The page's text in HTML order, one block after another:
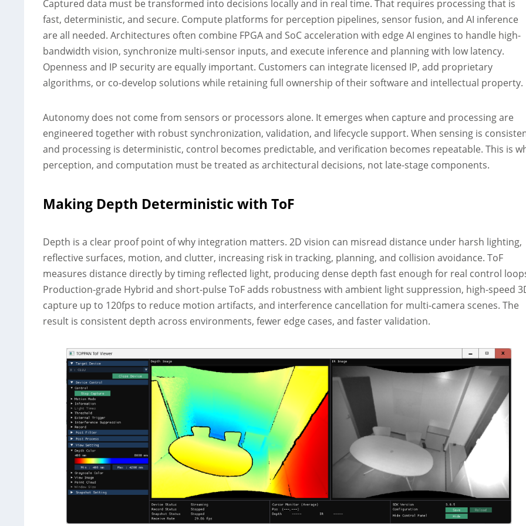
Captured data must be transformed into decisions locally and in real time. That requires processing that is
fast, deterministic, and secure. Compute platforms for perception pipelines, sensor fusion, and AI inference
are all needed. Architectures often combine FPGA and SoC acceleration with edge AI engines to handle high-
bandwidth vision, synchronize multi-sensor inputs, and execute inference and planning with low latency.
Openness and IP security are equally important. Customers can integrate licensed IP, add proprietary
algorithms, or co-develop solutions while retaining full ownership of their software and intellectual property.
Autonomy does not come from sensors or processors alone. It emerges when capture and processing are
engineered together with robust synchronization, validation, and lifecycle support. When sensing is
and processing is deterministic, control becomes predictable, and verification becomes repeatable. This is
perception, and computation must be treated as architectural decisions, not late-stage components.
Making Depth Deterministic with ToF
Depth is a clear proof point of why integration matters. 2D vision can misread distance under harsh lighting,
reflective surfaces, motion, and clutter, increasing risk in tracking, planning, and collision avoidance. ToF
measures distance directly by timing reflected light, producing dense depth fast enough for real control
Production-grade Hybrid and short-pulse ToF adds robustness with ambient light suppression, high-speed
capture up to 120fps to reduce motion artifacts, and interference cancellation for multi-camera scenes. The
result is consistent depth across environments, fewer edge cases, and faster validation.